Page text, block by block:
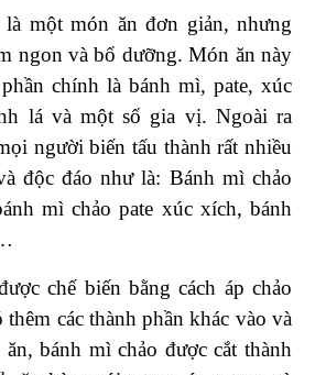
là một món ăn đơn giản, nhưng
ngon và bổ dưỡng. Món ăn này
chính là bánh mì, pate, xúc
lá và một số gia vị. Ngoài ra
người biến tấu thành rất nhiều
độc đáo như là: Bánh mì chảo
mì chảo pate xúc xích, bánh
chế biến bằng cách áp chảo
thêm các thành phần khác vào và
bánh mì chảo được cắt thành